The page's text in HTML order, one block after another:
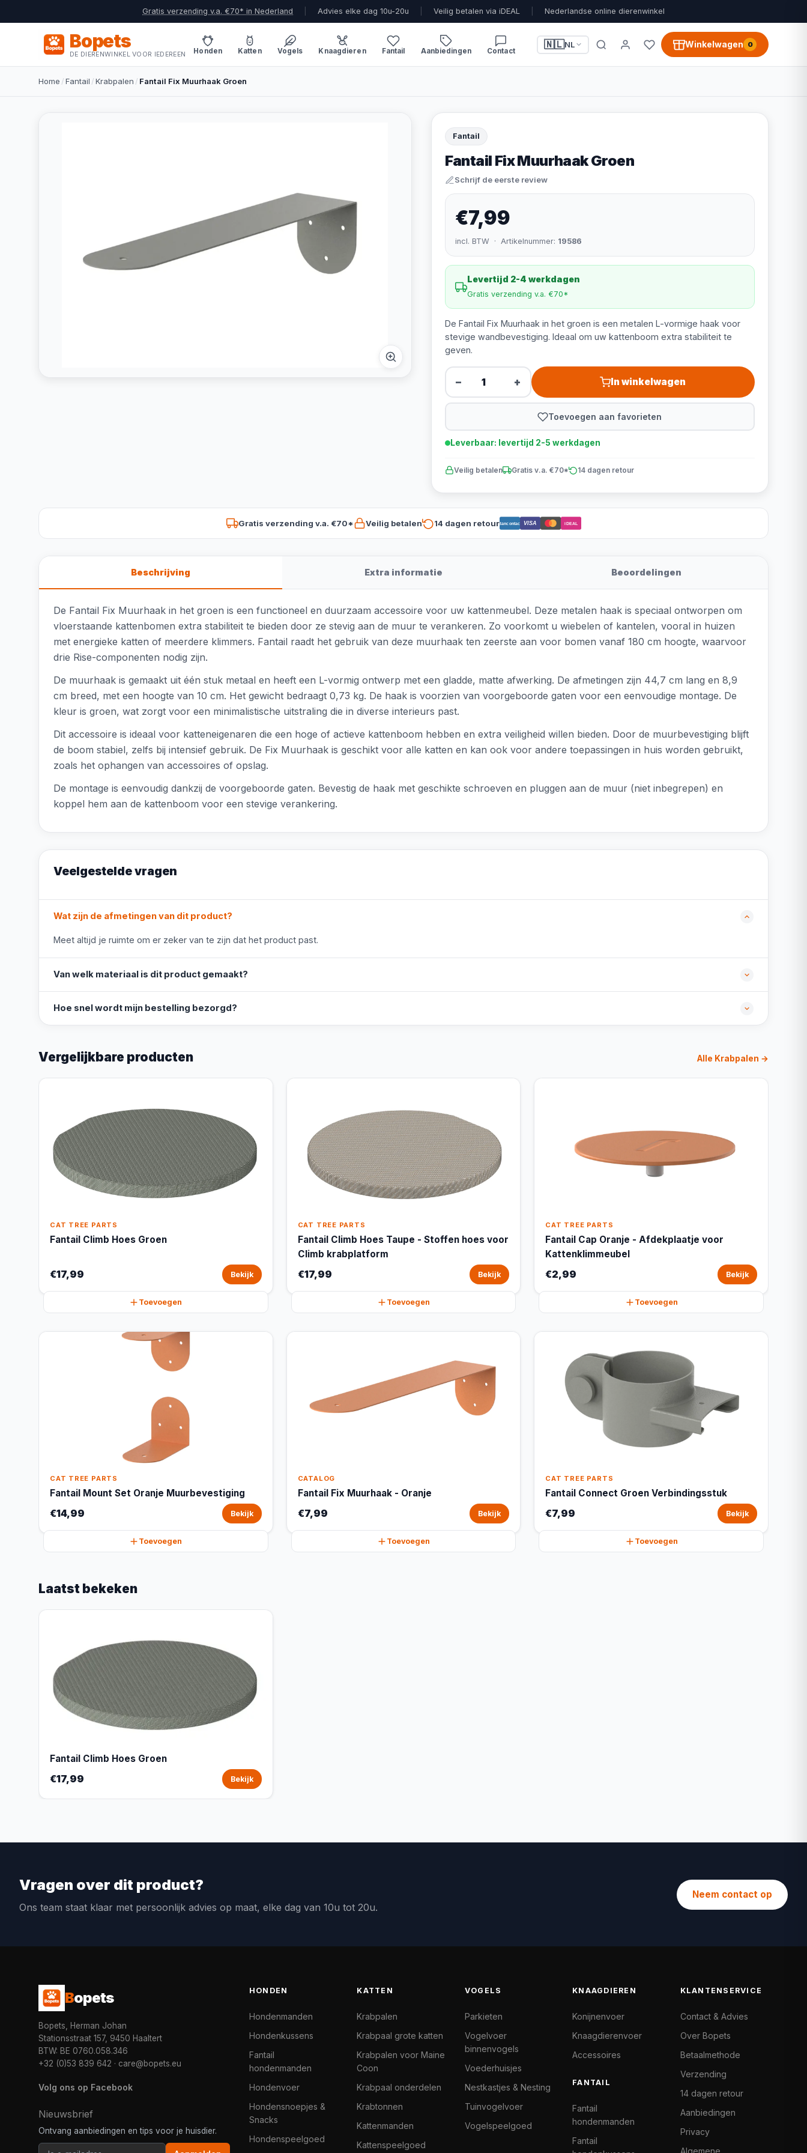
Gratis verzending v.a. €70* in Nederland Advies elke dag 10u-20u Veilig betalen via iDEAL Nederlandse online dierenwinkel
Bopets
DE DIERENWINKEL VOOR IEDEREEN Honden Katten Vogels Knaagdieren Fantail Aanbiedingen Contact
🇳🇱NL Winkelwagen 0
Home /Fantail /Krabpalen / Fantail Fix Muurhaak Groen
Fantail
Fantail Fix Muurhaak Groen
Schrijf de eerste review
€7,99
incl. BTW · Artikelnummer: 19586
Levertijd 2-4 werkdagen
Gratis verzending v.a. €70*
De Fantail Fix Muurhaak in het groen is een metalen L-vormige haak voor
stevige wandbevestiging. Ideaal om uw kattenboom extra stabiliteit te
geven.
− + In winkelwagen
Toevoegen aan favorieten
Leverbaar: levertijd 2-5 werkdagen
Veilig betalen Gratis v.a. €70* 14 dagen retour
Gratis verzending v.a. €70* Veilig betalen 14 dagen retourBancontact VISA iDEAL
Beschrijving Extra informatie Beoordelingen
De Fantail Fix Muurhaak in het groen is een functioneel en duurzaam accessoire voor uw kattenmeubel. Deze metalen haak is speciaal ontworpen om
vloerstaande kattenbomen extra stabiliteit te bieden door ze stevig aan de muur te verankeren. Zo voorkomt u wiebelen of kantelen, vooral in huizen
met energieke katten of meerdere klimmers. Fantail raadt het gebruik van deze muurhaak ten zeerste aan voor bomen vanaf 180 cm hoogte, waarvoor
drie Rise-componenten nodig zijn.
De muurhaak is gemaakt uit één stuk metaal en heeft een L-vormig ontwerp met een gladde, matte afwerking. De afmetingen zijn 44,7 cm lang en 8,9
cm breed, met een hoogte van 10 cm. Het gewicht bedraagt 0,73 kg. De haak is voorzien van voorgeboorde gaten voor een eenvoudige montage. De
kleur is groen, wat zorgt voor een minimalistische uitstraling die in diverse interieurs past.
Dit accessoire is ideaal voor katteneigenaren die een hoge of actieve kattenboom hebben en extra veiligheid willen bieden. Door de muurbevestiging blijft
de boom stabiel, zelfs bij intensief gebruik. De Fix Muurhaak is geschikt voor alle katten en kan ook voor andere toepassingen in huis worden gebruikt,
zoals het ophangen van accessoires of opslag.
De montage is eenvoudig dankzij de voorgeboorde gaten. Bevestig de haak met geschikte schroeven en pluggen aan de muur (niet inbegrepen) en
koppel hem aan de kattenboom voor een stevige verankering.
Veelgestelde vragen
Wat zijn de afmetingen van dit product?
Meet altijd je ruimte om er zeker van te zijn dat het product past.
Van welk materiaal is dit product gemaakt?
Hoe snel wordt mijn bestelling bezorgd?
Vergelijkbare producten Alle Krabpalen →
CAT TREE PARTS
Fantail Climb Hoes Groen
€17,99 Bekijk
Toevoegen
CAT TREE PARTS
Fantail Climb Hoes Taupe - Stoffen hoes voor
Climb krabplatform
€17,99 Bekijk
Toevoegen
CAT TREE PARTS
Fantail Cap Oranje - Afdekplaatje voor
Kattenklimmeubel
€2,99 Bekijk
Toevoegen
CAT TREE PARTS
Fantail Mount Set Oranje Muurbevestiging
€14,99 Bekijk
Toevoegen
CATALOG
Fantail Fix Muurhaak - Oranje
€7,99 Bekijk
Toevoegen
CAT TREE PARTS
Fantail Connect Groen Verbindingsstuk
€7,99 Bekijk
Toevoegen
Laatst bekeken
Fantail Climb Hoes Groen
€17,99 Bekijk
Vragen over dit product?
Ons team staat klaar met persoonlijk advies op maat, elke dag van 10u tot 20u.
Neem contact op
Bopets
Bopets, Herman Johan
Stationsstraat 157, 9450 Haaltert
BTW: BE 0760.058.346
+32 (0)53 839 642 · care@bopets.eu
Volg ons op Facebook
Nieuwsbrief
Ontvang aanbiedingen en tips voor je huisdier.
HONDEN
Hondenmanden
Hondenkussens
Fantail
hondenmanden
Hondenvoer
Hondensnoepjes &
Snacks
Hondenspeelgoed
KATTEN
Krabpalen
Krabpaal grote katten
Krabpalen voor Maine
Coon
Krabpaal onderdelen
Krabtonnen
Kattenmanden
Kattenspeelgoed
VOGELS
Parkieten
Vogelvoer
binnenvogels
Voederhuisjes
Nestkastjes & Nesting
Tuinvogelvoer
Vogelspeelgoed
KNAAGDIEREN
Konijnenvoer
Knaagdierenvoer
Accessoires
FANTAIL
Fantail
hondenmanden
Fantail
KLANTENSERVICE
Contact & Advies
Over Bopets
Betaalmethode
Verzending
14 dagen retour
Aanbiedingen
Privacy
Algemene